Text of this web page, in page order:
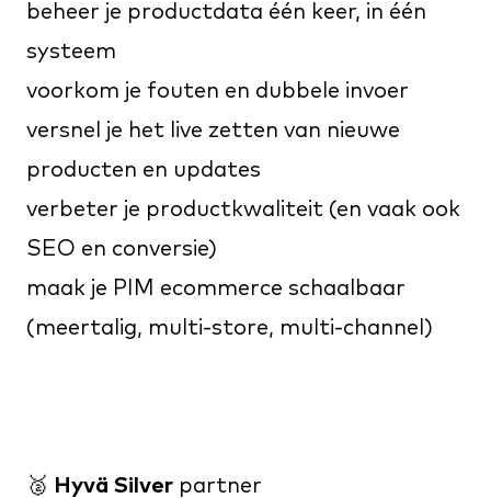
beheer je productdata één keer, in één
systeem
voorkom je fouten en dubbele invoer
versnel je het live zetten van nieuwe
producten en updates
verbeter je productkwaliteit (en vaak ook
SEO en conversie)
maak je PIM ecommerce schaalbaar
(meertalig, multi-store, multi-channel)
🥈 Hyvä Silver partner